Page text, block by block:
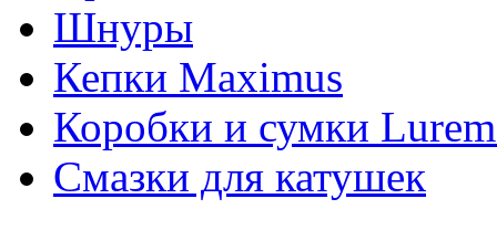
Шнуры
Кепки Maximus
Коробки и сумки
Смазки для катушек